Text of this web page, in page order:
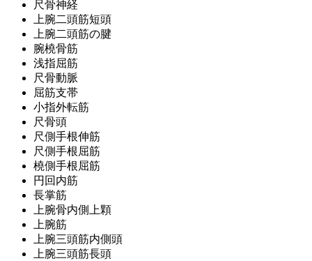
尺骨神経
上腕二頭筋短頭
上腕二頭筋の腱
腕橈骨筋
浅指屈筋
尺骨動脈
屈筋支帯
小指外転筋
尺骨頭
尺側手根伸筋
尺側手根屈筋
橈側手根屈筋
円回内筋
長掌筋
上腕骨内側上顆
上腕筋
上腕三頭筋内側頭
上腕三頭筋長頭